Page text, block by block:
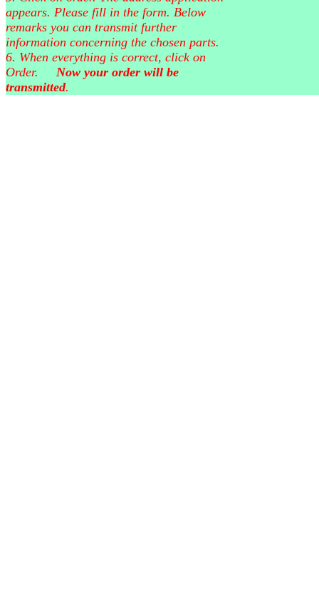
appears. Please fill in the form. Below
remarks you can transmit further
information concerning the chosen parts.
6. When everything is correct, click on
Order.
Now your order will be
transmitted.